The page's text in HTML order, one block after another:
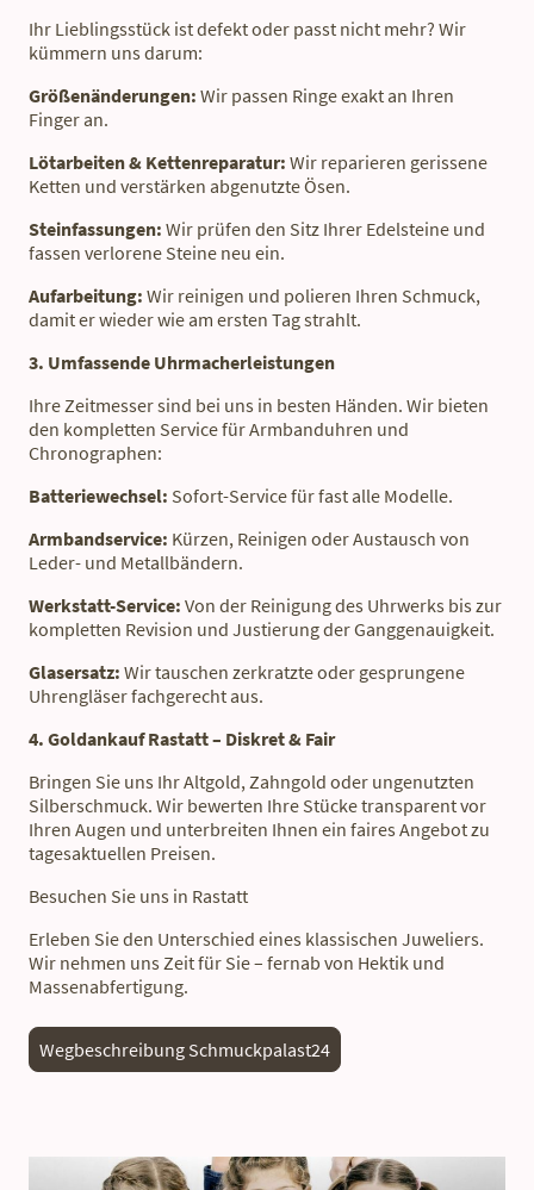
Ihr Lieblingsstück ist defekt oder passt nicht mehr? Wir
kümmern uns darum:
Größenänderungen: Wir passen Ringe exakt an Ihren
Finger an.
Lötarbeiten & Kettenreparatur: Wir reparieren gerissene
Ketten und verstärken abgenutzte Ösen.
Steinfassungen: Wir prüfen den Sitz Ihrer Edelsteine und
fassen verlorene Steine neu ein.
Aufarbeitung: Wir reinigen und polieren Ihren Schmuck,
damit er wieder wie am ersten Tag strahlt.
3. Umfassende Uhrmacherleistungen
Ihre Zeitmesser sind bei uns in besten Händen. Wir bieten
den kompletten Service für Armbanduhren und
Chronographen:
Batteriewechsel: Sofort-Service für fast alle Modelle.
Armbandservice: Kürzen, Reinigen oder Austausch von
Leder- und Metallbändern.
Werkstatt-Service: Von der Reinigung des Uhrwerks bis zur
kompletten Revision und Justierung der Ganggenauigkeit.
Glasersatz: Wir tauschen zerkratzte oder gesprungene
Uhrengläser fachgerecht aus.
4. Goldankauf Rastatt – Diskret & Fair
Bringen Sie uns Ihr Altgold, Zahngold oder ungenutzten
Silberschmuck. Wir bewerten Ihre Stücke transparent vor
Ihren Augen und unterbreiten Ihnen ein faires Angebot zu
tagesaktuellen Preisen.
Besuchen Sie uns in Rastatt
Erleben Sie den Unterschied eines klassischen Juweliers.
Wir nehmen uns Zeit für Sie – fernab von Hektik und
Massenabfertigung.
Wegbeschreibung Schmuckpalast24